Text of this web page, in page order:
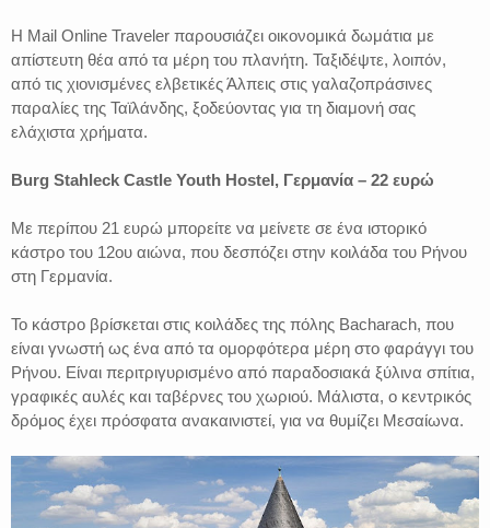
Η Mail Online Traveler παρουσιάζει οικονομικά δωμάτια με
απίστευτη θέα από τα μέρη του πλανήτη. Ταξιδέψτε, λοιπόν,
από τις χιονισμένες ελβετικές Άλπεις στις γαλαζοπράσινες
παραλίες της Ταϊλάνδης, ξοδεύοντας για τη διαμονή σας
ελάχιστα χρήματα.
Burg Stahleck Castle Youth Hostel, Γερμανία – 22 ευρώ
Με περίπου 21 ευρώ μπορείτε να μείνετε σε ένα ιστορικό
κάστρο του 12ου αιώνα, που δεσπόζει στην κοιλάδα του Ρήνου
στη Γερμανία.
Το κάστρο βρίσκεται στις κοιλάδες της πόλης Bacharach, που
είναι γνωστή ως ένα από τα ομορφότερα μέρη στο φαράγγι του
Ρήνου. Είναι περιτριγυρισμένο από παραδοσιακά ξύλινα σπίτια,
γραφικές αυλές και ταβέρνες του χωριού. Μάλιστα, ο κεντρικός
δρόμος έχει πρόσφατα ανακαινιστεί, για να θυμίζει Μεσαίωνα.